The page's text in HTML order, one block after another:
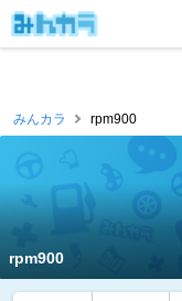
みんカラ rpm900
rpm900